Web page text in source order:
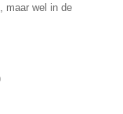
maar wel in de